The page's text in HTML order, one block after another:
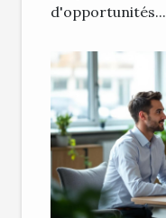
d'opportunités...